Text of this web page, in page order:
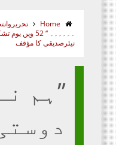
Home
۔۔۔۔۔۔ ‘‘ 52
نیئرصدیقی کا مؤقف
’’ہم